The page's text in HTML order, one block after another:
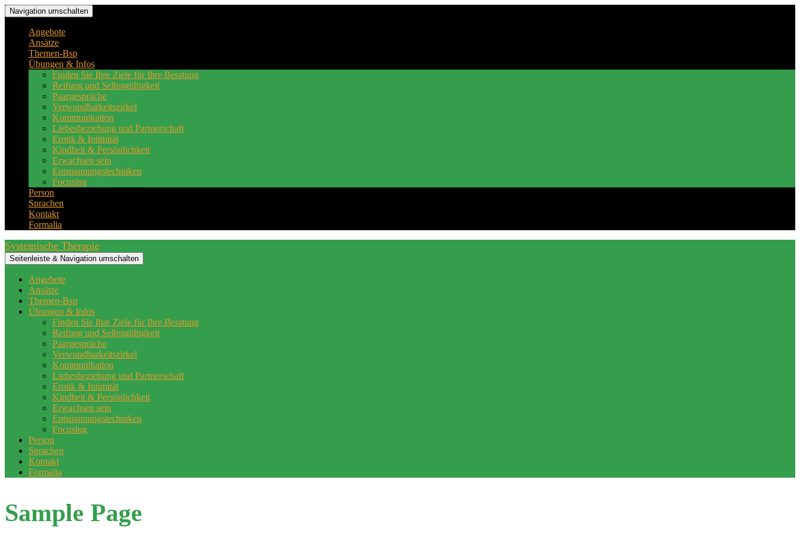
Navigation umschalten
Angebote
Ansätze
Themen-Bsp
Übungen & Infos
Finden Sie Ihre Ziele für Ihre Beratung
Reifung und Selbstgültigkeit
Paargespräche
Verwundbarkeitszirkel
Kommunikation
Liebesbeziehung und Partnerschaft
Erotik & Intimität
Kindheit & Persönlichkeit
Erwachsen sein
Entspannungstechniken
Focusing
Person
Sprachen
Kontakt
Formalia
Systemische Therapie
Seitenleiste & Navigation umschalten
Angebote
Ansätze
Themen-Bsp
Übungen & Infos
Finden Sie Ihre Ziele für Ihre Beratung
Reifung und Selbstgültigkeit
Paargespräche
Verwundbarkeitszirkel
Kommunikation
Liebesbeziehung und Partnerschaft
Erotik & Intimität
Kindheit & Persönlichkeit
Erwachsen sein
Entspannungstechniken
Focusing
Person
Sprachen
Kontakt
Formalia
Sample Page